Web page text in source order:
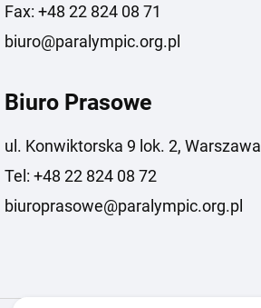
Fax: +48 22 824 08 71
biuro@paralympic.org.pl
Biuro Prasowe
ul. Konwiktorska 9 lok. 2, Warszawa
Tel: +48 22 824 08 72
biuroprasowe@paralympic.org.pl